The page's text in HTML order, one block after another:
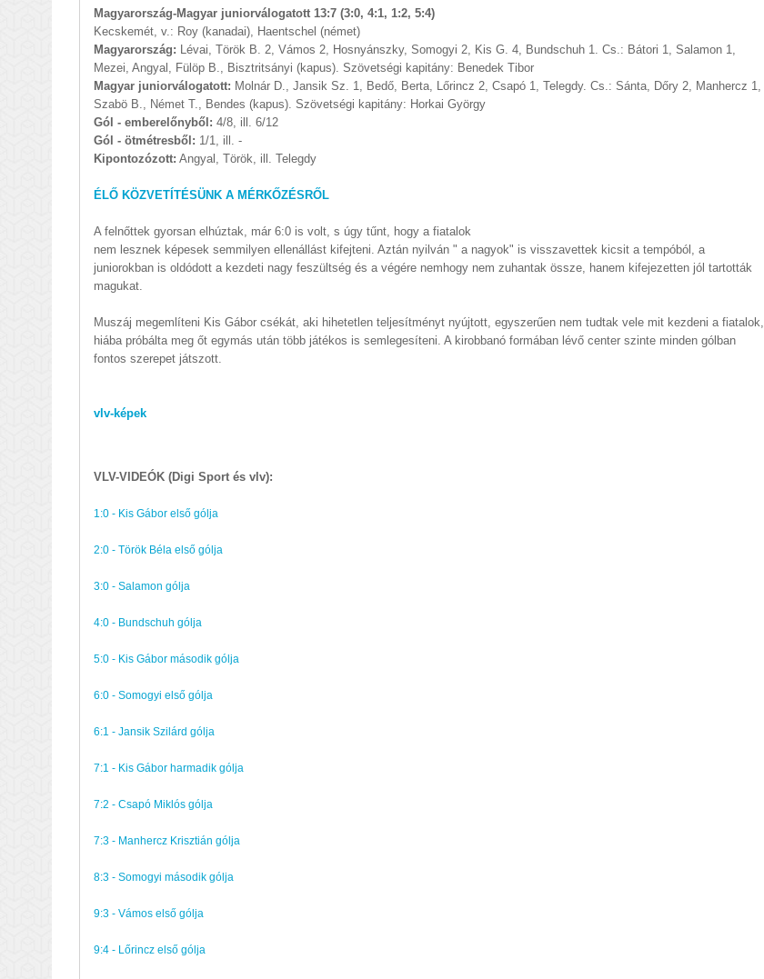
Magyarország-Magyar juniorválogatott 13:7 (3:0, 4:1, 1:2, 5:4)
Kecskemét, v.: Roy (kanadai), Haentschel (német)
Magyarország: Lévai, Török B. 2, Vámos 2, Hosnyánszky, Somogyi 2, Kis G. 4, Bundschuh 1. Cs.: Bátori 1, Salamon 1,
Mezei, Angyal, Fülöp B., Bisztritsányi (kapus). Szövetségi kapitány: Benedek Tibor
Magyar juniorválogatott: Molnár D., Jansik Sz. 1, Bedő, Berta, Lőrincz 2, Csapó 1, Telegdy. Cs.: Sánta, Dőry 2, Manhercz 1,
Szabö B., Német T., Bendes (kapus). Szövetségi kapitány: Horkai György
Gól - emberelőnyből: 4/8, ill. 6/12
Gól - ötmétresből: 1/1, ill. -
Kipontozózott: Angyal, Török, ill. Telegdy
ÉLŐ KÖZVETÍTÉSÜNK A MÉRKŐZÉSRŐL
A felnőttek gyorsan elhúztak, már 6:0 is volt, s úgy tűnt, hogy a fiatalok
nem lesznek képesek semmilyen ellenállást kifejteni. Aztán nyilván " a nagyok" is visszavettek kicsit a tempóból, a
juniorokban is oldódott a kezdeti nagy feszültség és a végére nemhogy nem zuhantak össze, hanem kifejezetten jól tartották
magukat.
Muszáj megemlíteni Kis Gábor csékát, aki hihetetlen teljesítményt nyújtott, egyszerűen nem tudtak vele mit kezdeni a fiatalok,
hiába próbálta meg őt egymás után több játékos is semlegesíteni. A kirobbanó formában lévő center szinte minden gólban
fontos szerepet játszott.
vlv-képek
VLV-VIDEÓK (Digi Sport és vlv):
1:0 - Kis Gábor első gólja
2:0 - Török Béla első gólja
3:0 - Salamon gólja
4:0 - Bundschuh gólja
5:0 - Kis Gábor második gólja
6:0 - Somogyi első gólja
6:1 - Jansik Szilárd gólja
7:1 - Kis Gábor harmadik gólja
7:2 - Csapó Miklós gólja
7:3 - Manhercz Krisztián gólja
8:3 - Somogyi második gólja
9:3 - Vámos első gólja
9:4 - Lőrincz első gólja